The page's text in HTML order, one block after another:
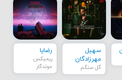
سهیل
مهرزادگان
گل سنگم
رضایا
ریمیکس
موندگار